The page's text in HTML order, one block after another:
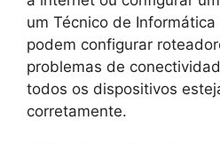
um Técnico de
podem configurar
problemas de
todos os dispositivos
corretamente.